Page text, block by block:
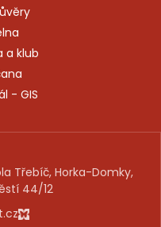
a klub
- GIS
Třebíč, Horka-Domky,
44/12